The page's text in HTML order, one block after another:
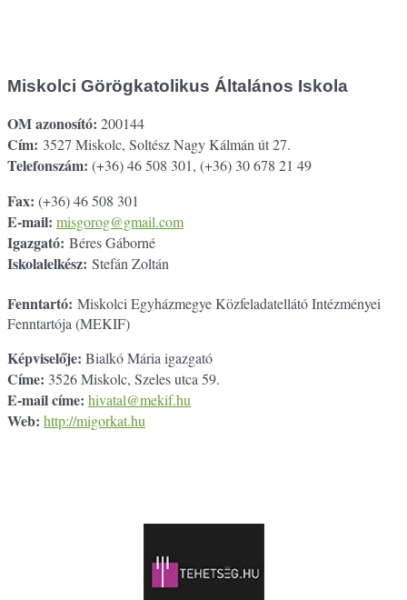
Miskolci Görögkatolikus Általános Iskola
OM azonosító: 200144
Cím: 3527 Miskolc, Soltész Nagy Kálmán út 27.
Telefonszám: (+36) 46 508 301, (+36) 30 678 21 49
Fax: (+36) 46 508 301
E-mail: misgorog@gmail.com
Igazgató: Béres Gáborné
Iskolalelkész: Stefán Zoltán
Fenntartó: Miskolci Egyházmegye Közfeladatellátó Intézményei
Fenntartója (MEKIF)
Képviselője: Bialkó Mária igazgató
Címe: 3526 Miskolc, Szeles utca 59.
E-mail címe: hivatal@mekif.hu
Web: http://migorkat.hu